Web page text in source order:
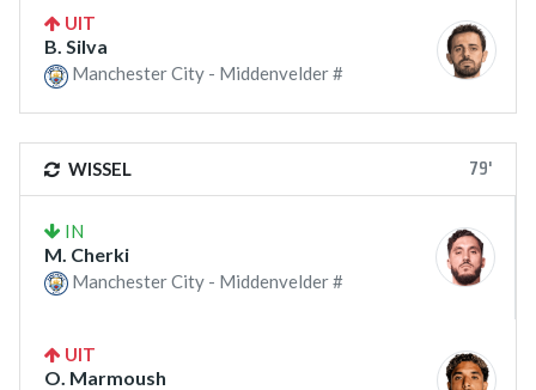
UIT
B. Silva
Manchester City - Middenvelder #
WISSEL 79'
IN
M. Cherki
Manchester City - Middenvelder #
UIT
O. Marmoush